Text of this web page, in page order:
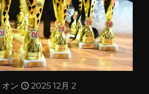
オン 2025 12月 2